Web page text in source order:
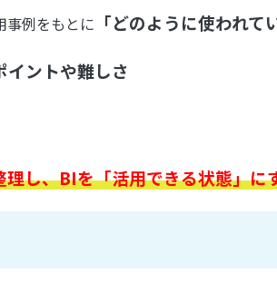
事例をもとに 「どのように使われて
ントや難しさ
し、BIを「活用できる状態」に